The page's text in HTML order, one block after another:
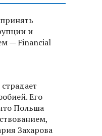
и
— Financial
Его
Польша
Захарова